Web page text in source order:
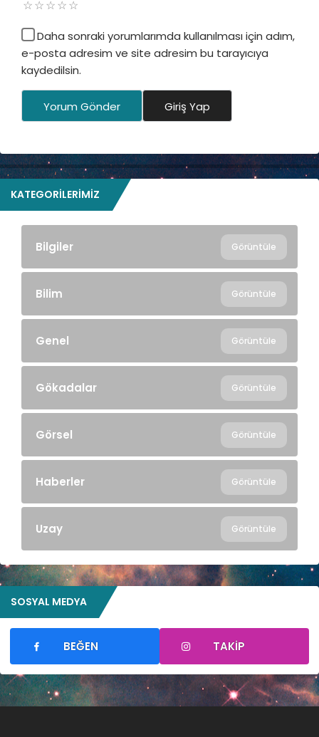
Daha sonraki yorumlarımda kullanılması için adım,
e-posta adresim ve site adresim bu tarayıcıya
kaydedilsin.
Yorum Gönder Giriş Yap
KATEGORILERIMIZ
Bilgiler Görüntüle
Bilim Görüntüle
Genel Görüntüle
Gökadalar Görüntüle
Görsel Görüntüle
Haberler Görüntüle
Uzay Görüntüle
SOSYAL MEDYA
BEĞEN TAKIP